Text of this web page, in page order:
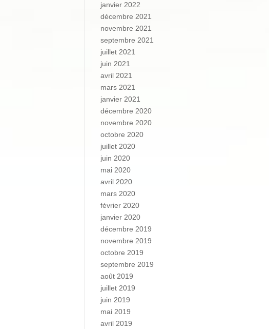
janvier 2022
décembre 2021
novembre 2021
septembre 2021
juillet 2021
juin 2021
avril 2021
mars 2021
janvier 2021
décembre 2020
novembre 2020
octobre 2020
juillet 2020
juin 2020
mai 2020
avril 2020
mars 2020
février 2020
janvier 2020
décembre 2019
novembre 2019
octobre 2019
septembre 2019
août 2019
juillet 2019
juin 2019
mai 2019
avril 2019